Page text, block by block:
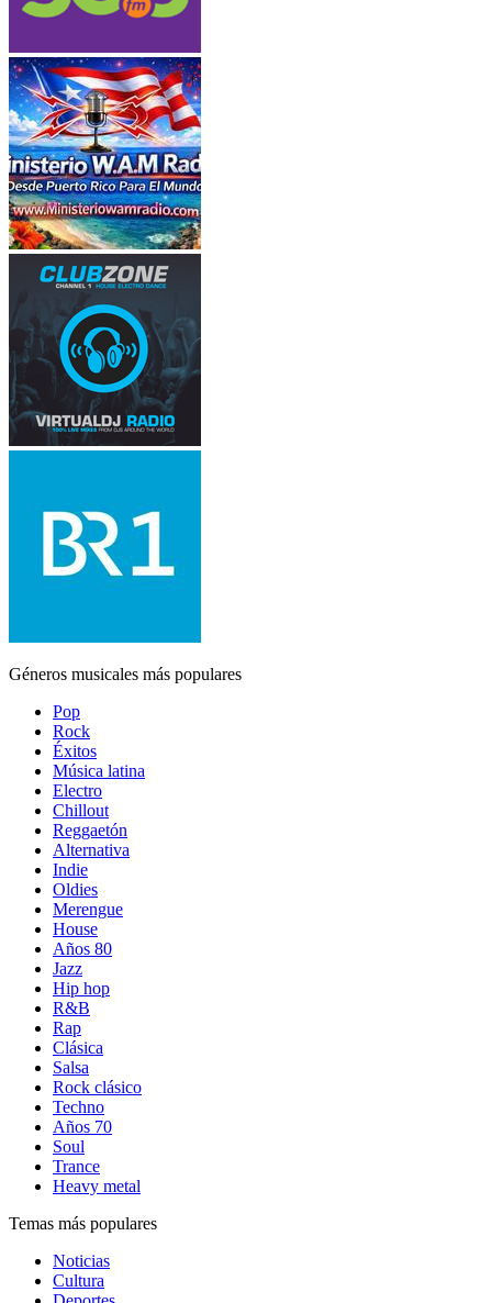
Géneros musicales más populares
Pop
Rock
Éxitos
Música latina
Electro
Chillout
Reggaetón
Alternativa
Indie
Oldies
Merengue
House
Años 80
Jazz
Hip hop
R&B
Rap
Clásica
Salsa
Rock clásico
Techno
Años 70
Soul
Trance
Heavy metal
Temas más populares
Noticias
Cultura